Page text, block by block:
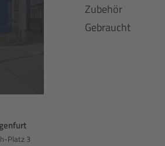
Platz 3
Zubehör
Gebraucht